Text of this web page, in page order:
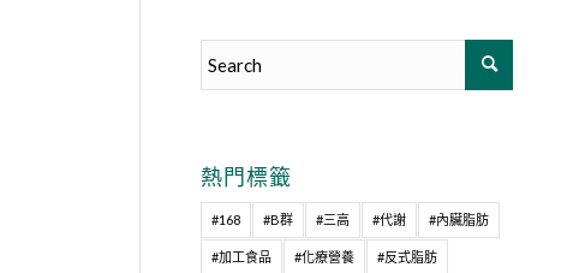
熱門標籤
#168 #B群 #三高 #代謝 #內臟脂肪
#加工食品 #化療營養 #反式脂肪